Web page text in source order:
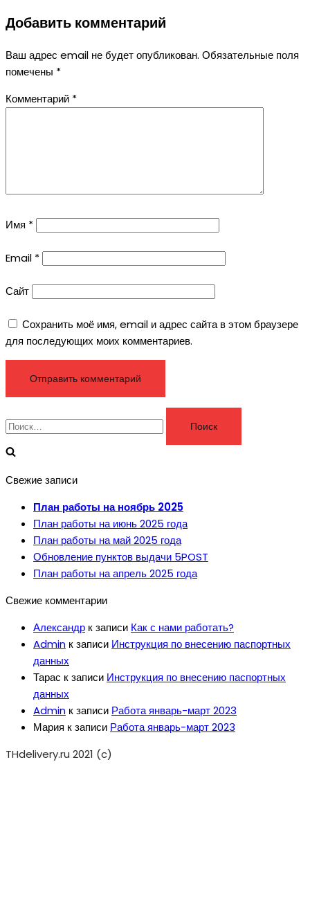
Добавить комментарий
Ваш адрес email не будет опубликован. Обязательные поля
помечены *
Комментарий *
Имя *
Email *
Сайт
Сохранить моё имя, email и адрес сайта в этом браузере
для последующих моих комментариев.
Свежие записи
План работы на ноябрь 2025
План работы на июнь 2025 года
План работы на май 2025 года
Обновление пунктов выдачи 5POST
План работы на апрель 2025 года
Свежие комментарии
Александр к записи Как с нами работать?
Admin к записи Инструкция по внесению паспортных
данных
Тарас к записи Инструкция по внесению паспортных
данных
Admin к записи Работа январь-март 2023
Мария к записи Работа январь-март 2023
THdelivery.ru 2021 (c)